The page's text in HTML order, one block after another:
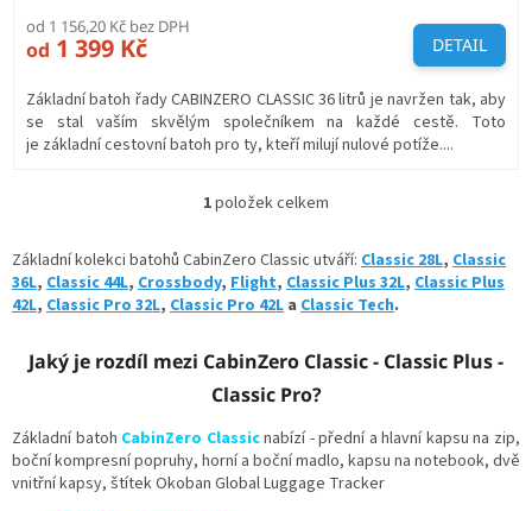
od 1 156,20 Kč bez DPH
od 1 399 Kč DETAIL
Základní batoh řady CABINZERO CLASSIC 36 litrů je navržen tak, aby
se stal vaším skvělým společníkem na každé cestě. Toto
je základní cestovní batoh pro ty, kteří milují nulové potíže....
O
l
á
d
c
í
p
v
k
y
1položek celkem
Základní kolekci batohů CabinZero Classic utváří: Classic 28L, Classic
36L, Classic 44L, Crossbody, Flight, Classic Plus 32L, Classic Plus
42L, Classic Pro 32L, Classic Pro 42L a Classic Tech.
Jaký je rozdíl mezi CabinZero Classic - Classic Plus -
Classic Pro?
Základní batoh CabinZero Classicnabízí - přední a hlavní kapsu na zip,
boční kompresní popruhy, horní a boční madlo, kapsu na notebook, dvě
vnitřní kapsy, štítek Okoban Global Luggage Tracker